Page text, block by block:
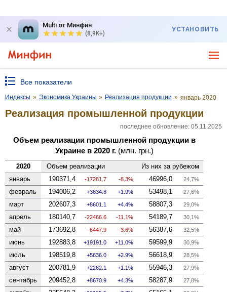
Multi от Минфин
(8,9K+)
УСТАНОВИТЬ
Все показатели
Индексы » Экономика Украины » Реализация продукции » январь 2020
Реализация промышленной продукции
последнее обновление: 05.11.2025
Объем реализации промышленной продукции в
Украине в 2020 г. (млн. грн.)
2020 Объем реализации
Из них за рубежом
январь
190371,4 -17281.7 -8.3% 46996,0 24,7%
февраль 194006,2 3634.8 1.9% 53498,1 27,6%
март 202607,3 8601.1 4.4% 58807,3 29,0%
апрель 180140,7 -22466.6 -11.1% 54189,7 30,1%
май 173692,8 -6447.9 -3.6% 56387,6 32,5%
июнь 192883,8 19191.0 11.0% 59599,9 30,9%
июль 198519,8 5636.0 2.9% 56618,9 28,5%
август 200781,9 2262.1 1.1% 55946,3 27,9%
сентябрь 209452,8 8670.9 4.3% 58287,9 27,8%